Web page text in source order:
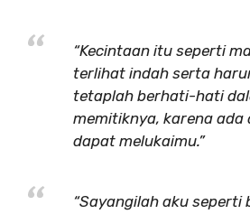
“Kecintaan itu seperti
terlihat indah serta
tetaplah berhati-hati
memitiknya, karena ada
dapat melukaimu.”
“Sayangilah aku seperti